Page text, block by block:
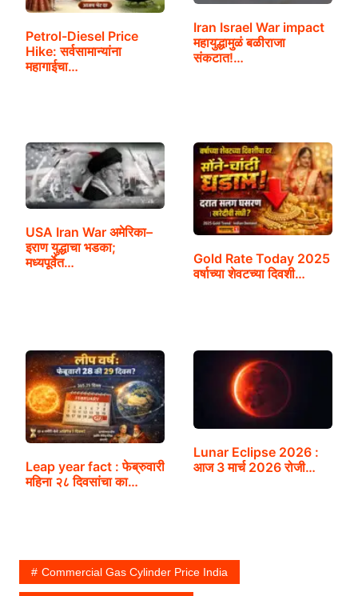
Petrol-Diesel Price
Hike: सर्वसामान्यांना
महागाईचा…
Iran Israel War impact
महायुद्धामुळं बळीराजा
संकटात!…
USA Iran War अमेरिका–
इराण युद्धाचा भडका;
मध्यपूर्वेत…
Gold Rate Today 2025
वर्षाच्या शेवटच्या दिवशी…
Leap year fact : फेब्रुवारी
महिना २८ दिवसांचा का…
Lunar Eclipse 2026 :
आज 3 मार्च 2026 रोजी…
Commercial Gas Cylinder Price India